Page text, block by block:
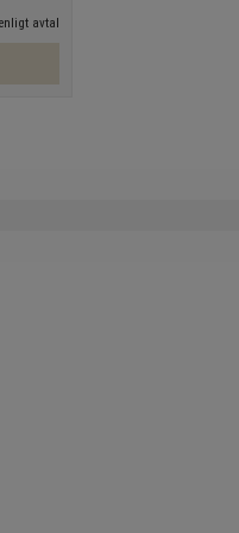
enligt avtal